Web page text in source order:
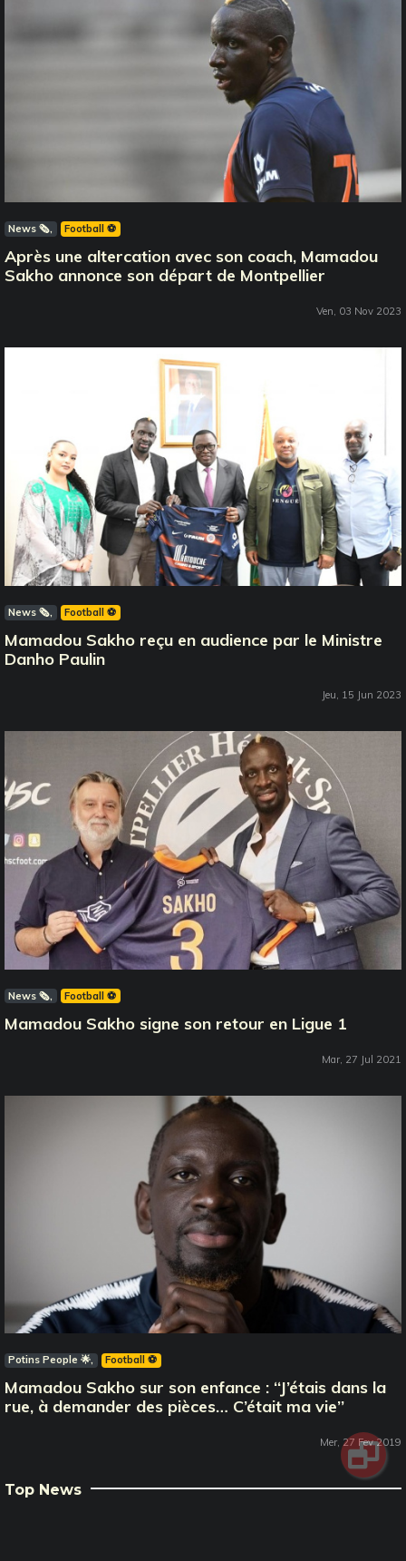
News 🗞️ Football ⚽️
Après une altercation avec son coach, Mamadou
Sakho annonce son départ de Montpellier
Ven, 03 Nov 2023
News 🗞️ Football ⚽️
Mamadou Sakho reçu en audience par le Ministre
Danho Paulin
Jeu, 15 Jun 2023
News 🗞️ Football ⚽️
Mamadou Sakho signe son retour en Ligue 1
Mar, 27 Jul 2021
Potins People 🌟 Football ⚽️
Mamadou Sakho sur son enfance : ‘‘J’étais dans la
rue, à demander des pièces… C’était ma vie’’
Mer, 27 Fev 2019
Top News